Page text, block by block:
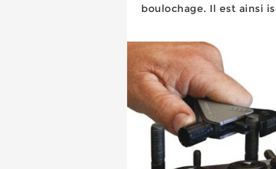
boulochage. Il est ainsi
réfléchissantes à micro-